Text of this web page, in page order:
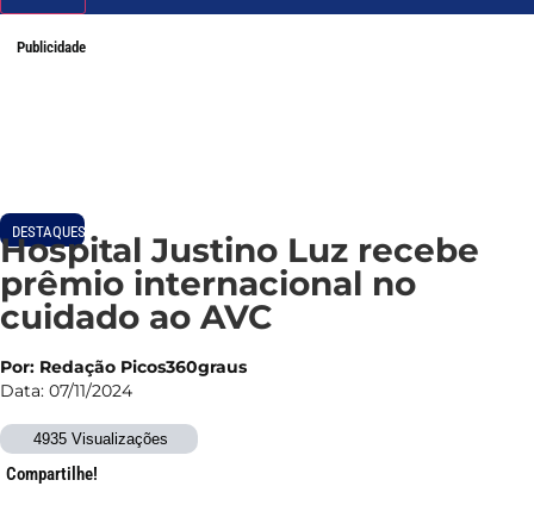
Publicidade
DESTAQUES
Hospital Justino Luz recebe
prêmio internacional no
cuidado ao AVC
Por: Redação Picos360graus
Data: 07/11/2024
4935 Visualizações
Compartilhe!